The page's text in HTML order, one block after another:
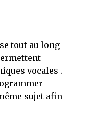
tout au long
vocales .
sujet afin